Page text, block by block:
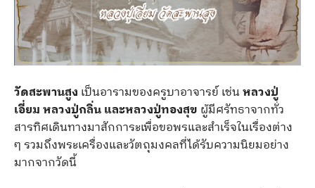
วัดสะพานสูง เป็นอารามของครูบาอาจารย์ เช่นหลวงปู่
เอี่ยม หลวงปู่กลิ่น และหลวงปู่ทองสุข ผู้มีศรัทธาจากทั่ว
สารทิศเดินทางมาสักการะเพื่อขอพรและสำเร็จในเรื่องต่าง
ๆ รวมถึงพระเครื่องและวัตถุมงคลที่ได้รับความนิยมอย่าง
มากจากวัดนี้